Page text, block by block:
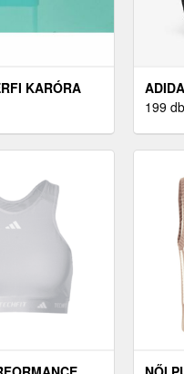
KARÓRA
199 db